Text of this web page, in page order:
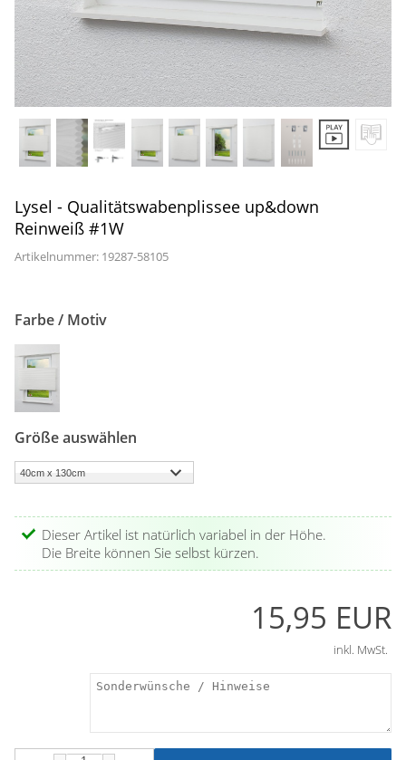
Gardinenstange
Stoffe
Panneaux
Lysel - Qualitätswabenplissee up&down
Reinweiß #1W
Artikelnummer: 19287-58105
Farbe / Motiv
Größe auswählen
Dieser Artikel ist natürlich variabel in der Höhe.
Die Breite können Sie selbst kürzen.
15,95 EUR
inkl. MwSt.